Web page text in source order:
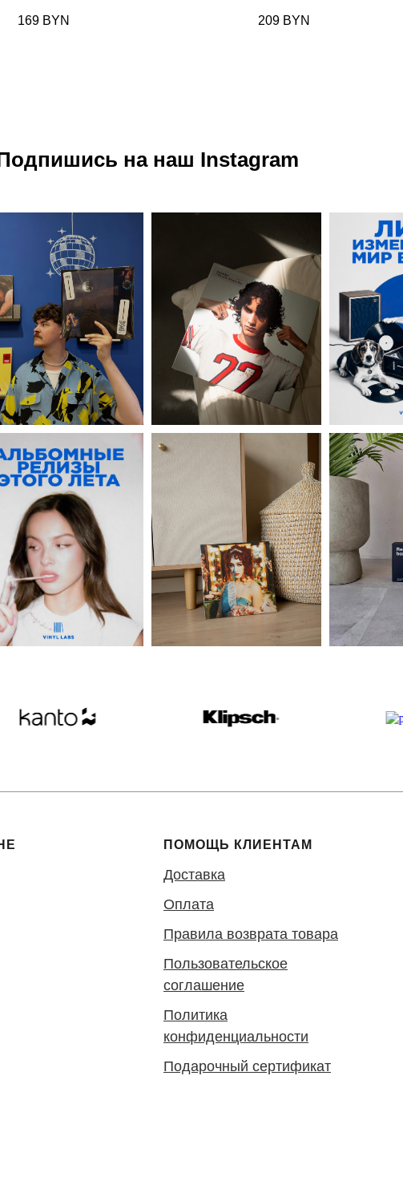
169 BYN 209 BYN
на наш Instagram
ПОМОЩЬ КЛИЕНТАМ
Доставка
Оплата
Правила возврата товара
Пользовательское
соглашение
Политика
конфиденциальности
Подарочный сертификат